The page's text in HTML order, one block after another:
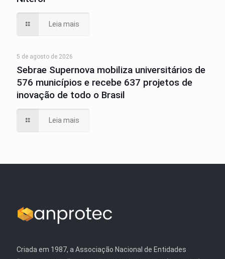
Leia mais
5 de agosto de 2026
Sebrae Supernova mobiliza universitários de
576 municípios e recebe 637 projetos de
inovação de todo o Brasil
Leia mais
Criada em 1987, a Associação Nacional de Entidades